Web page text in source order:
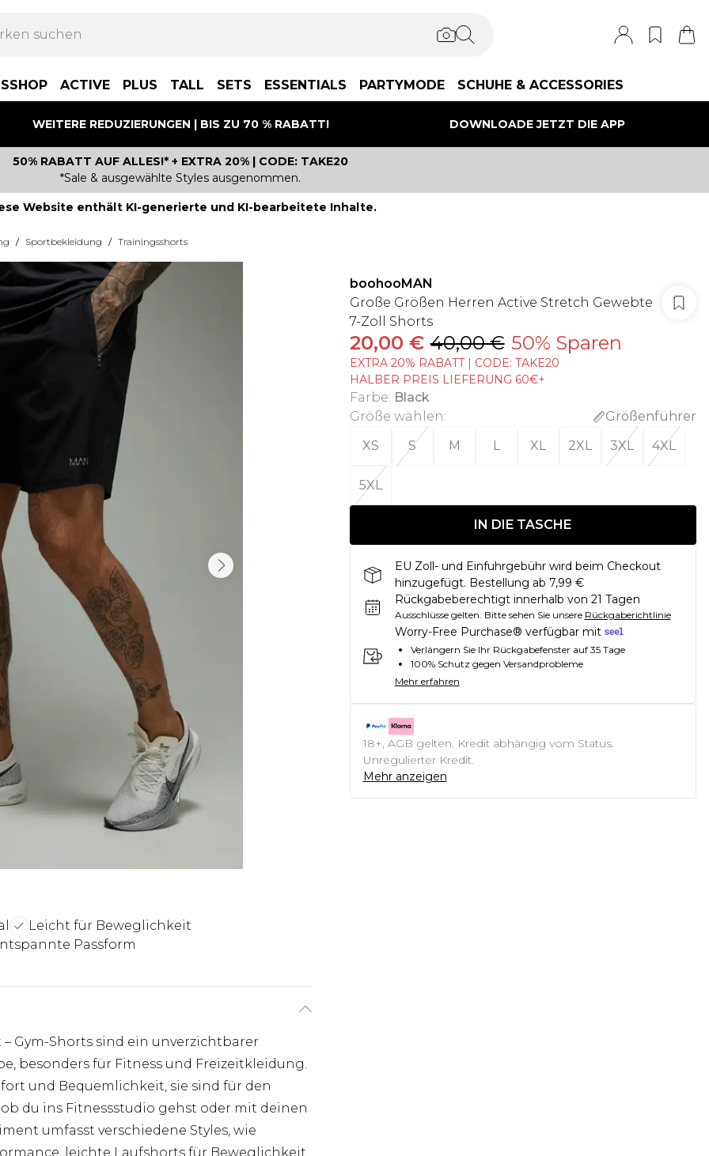
ACTIVE PLUS TALL SETS ESSENTIALS PARTYMODE SCHUHE & ACCESSORIES
WEITERE REDUZIERUNGEN | BIS ZU 70 % RABATT! DOWNLOADE JETZT DIE APP
50% RABATT AUF ALLES!* + EXTRA 20% | CODE: TAKE20
*Sale & ausgewählte Styles ausgenommen.
Website enthält KI-generierte und KI-bearbeitete Inhalte.
/ Sportbekleidung / Trainingsshorts
Leicht für Beweglichkeit
Passform
– Gym-Shorts sind ein unverzichtbarer
besonders für Fitness und Freizeitkleidung.
und Bequemlichkeit, sie sind für den
du ins Fitnessstudio gehst oder mit deinen
umfasst verschiedene Styles, wie
leichte Laufshorts für Beweglichkeit
boohooMAN
Große Größen Herren Active Stretch Gewebte
7-Zoll Shorts
20,00 € 40,00 € 50% Sparen
EXTRA 20% RABATT | CODE: TAKE20
HALBER PREIS LIEFERUNG 60€+
Farbe: Black
Größe wählen:
Größenführer
XS
S M L XL 2XL 3XL 4XL
5XL
IN DIE TASCHE
EU Zoll- und Einfuhrgebühr wird beim Checkout
hinzugefügt. Bestellung ab 7,99 €
Rückgabeberechtigt innerhalb von 21 Tagen
Ausschlüsse gelten. Bitte sehen Sie unsere Rückgaberichtlinie
Worry-Free Purchase® verfügbar mit
Verlängern Sie Ihr Rückgabefenster auf 35 Tage
100% Schutz gegen Versandprobleme
Mehr erfahren
18+, AGB gelten. Kredit abhängig vom Status.
Unregulierter Kredit.
Mehr anzeigen